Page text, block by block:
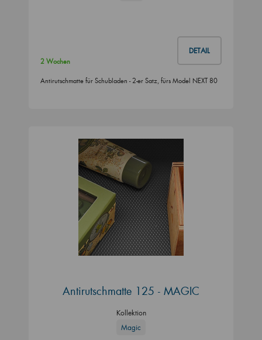
DETAIL
2 Wochen
Antirutschmatte für Schubladen - 2-er Satz, fürs Model NEXT 80
Antirutschmatte 125 - MAGIC
Kollektion
Magic